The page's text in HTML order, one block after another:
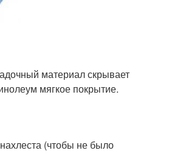
материал скрывает
мягкое покрытие.
(чтобы не было